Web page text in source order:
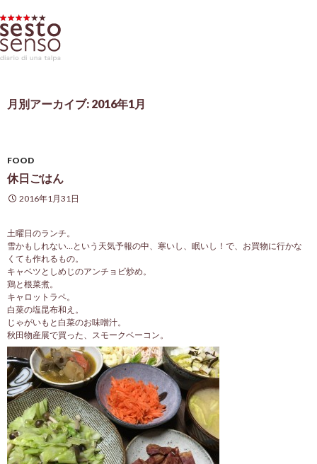
月別アーカイブ: 2016年1月
FOOD
休日ごはん
2016年1月31日
土曜日のランチ。
雪かもしれない…という天気予報の中、寒いし、眠いし！で、お買物に行かな
くても作れるもの。
キャベツとしめじのアンチョビ炒め。
鶏と根菜煮。
キャロットラペ。
白菜の塩昆布和え。
じゃがいもと白菜のお味噌汁。
秋田物産展で買った、スモークベーコン。